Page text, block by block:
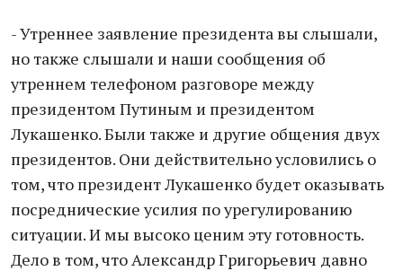
- Утреннее заявление президента вы слышали,
но также слышали и наши сообщения об
утреннем телефоном разговоре между
президентом Путиным и президентом
Лукашенко. Были также и другие общения двух
президентов. Они действительно условились о
том, что президент Лукашенко будет оказывать
посреднические усилия по урегулированию
ситуации. И мы высоко ценим эту готовность.
Дело в том, что Александр Григорьевич давно